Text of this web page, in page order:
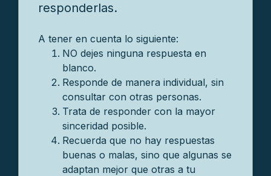
responderlas.
A tener en cuenta lo siguiente:
NO dejes ninguna respuesta en
blanco.
Responde de manera individual, sin
consultar con otras personas.
Trata de responder con la mayor
sinceridad posible.
Recuerda que no hay respuestas
buenas o malas, sino que algunas se
adaptan mejor que otras a tu